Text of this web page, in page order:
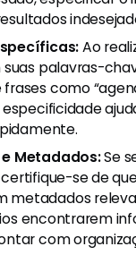
Ao
palavras-
como
especificidade
Metadados:Se
se de
encontrarem
com